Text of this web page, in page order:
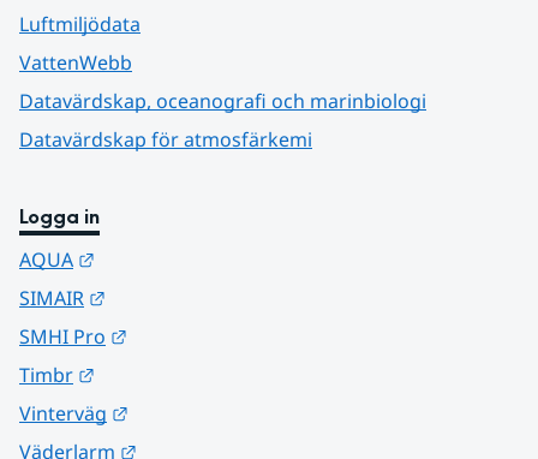
Luftmiljödata
VattenWebb
Datavärdskap, oceanografi och marinbiologi
Datavärdskap för atmosfärkemi
Logga in
AQUA
SIMAIR
SMHI Pro
Timbr
Vinterväg
Väderlarm